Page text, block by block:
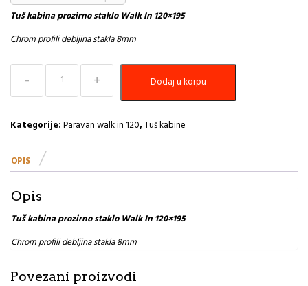
Tuš kabina prozirno staklo Walk In 120×195
Chrom profili debljina stakla 8mm
Tuš
kabina
prozirno
Walk
120×195
Dodaj u korpu
Kategorije:Paravan walk in 120,Tuš kabine
OPIS
Opis
Tuš kabina prozirno staklo Walk In 120×195
Chrom profili debljina stakla 8mm
Povezani proizvodi